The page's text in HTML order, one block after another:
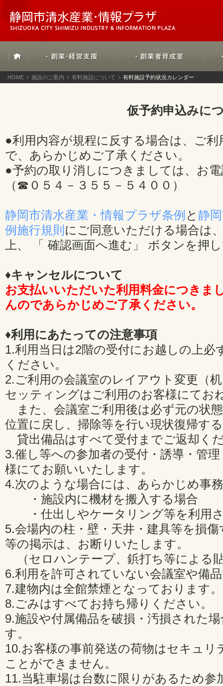
HOME 施設のご案内 有料施設について 有料施設予約状況カレンダー
仮予約申込みに
●利用内容が規程に反する場合は、ご
で、あらかじめご了承ください。
●予約の取り消しにつきましては、お
（☎０５４－３５５－５４００）
静岡市清水産業・情報プラザ条例 と 静
例施行規則 にご同意いただける場合は
上、 「 確認画面へ進む」 ボタンを押
♦キャンセルについて
お支払いいただいた利用料金につきま
んのであらかじめご了承ください。
♦利用にあたっての注意事項
1.利用当日は2階の受付にお越しの上必
ください。
2.ご利用の会議室のレイアウト変更（
セッティングはご利用のお客様にてお
また、会議室ご利用後は必ず元の状
位置に戻し、掃除等を行い現状復帰す
貸出備品はすべて受付までご返却く
3.催し等への参加者の受付・誘導・管
様にてお願いいたします。
4.次のような場合には、あらかじめ事
・施設内に機材を搬入する場合
・仕出しやケータリング等を利用
5.会場内の柱・壁・天井・建具等を損
等の掲示は、お断りいたします。
（セロハンテープ、鋲打ち等による
6.利用を許可されていない会議室や備
7.建物内は全館禁煙となっております。
8.ごみはすべてお持ち帰りください。
9.施設や付属備品を破損・汚損された
す。
10.お客様の事前発送の荷物はセキュ
ことができません。
11.当駐車場は台数に限りがあるため参